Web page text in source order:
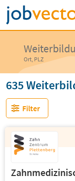
Ort, PLZ
635
Filter